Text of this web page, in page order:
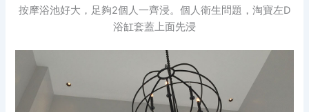
按摩浴池好大，足夠2個人一齊浸。個人衛生問題，淘寶左D
浴缸套蓋上面先浸